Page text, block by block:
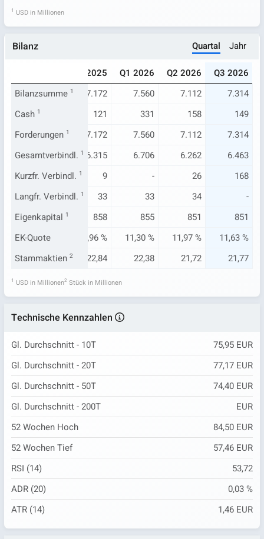
1 USD in Millionen
Bilanz Quartal Jahr
Q4 2025 Q1 2026 Q2 2026
Q3 2026
Bilanzsumme 1
7.230 7.172 7.560 7.112
7.314
Cash 1 121 331 158
149
Forderungen 1
7.230 7.172 7.560 7.112
7.314
Gesamtverbindl. 1
6.412 6.315 6.706 6.262
6.463
Kurzfr. Verbindl. 1
115 9 - 26
168
Langfr. Verbindl. 1
33 33 33 34
-
Eigenkapital 1
819 858 855 851
851
EK-Quote
11,32 % 11,96 % 11,30 % 11,97 %
11,63 %
Stammaktien 2
23,14 22,84 22,38 21,72 21,77
1 USD in Millionen2 Stück in Millionen
Technische Kennzahlen
Gl. Durchschnitt - 10T
75,95 EUR
Gl. Durchschnitt - 20T
77,17 EUR
Gl. Durchschnitt - 50T
74,40 EUR
Gl. Durchschnitt - 200T
EUR
52 Wochen Hoch
84,50 EUR
52 Wochen Tief
57,46 EUR
RSI (14)
53,72
ADR (20)
0,03 %
ATR (14)
1,46 EUR